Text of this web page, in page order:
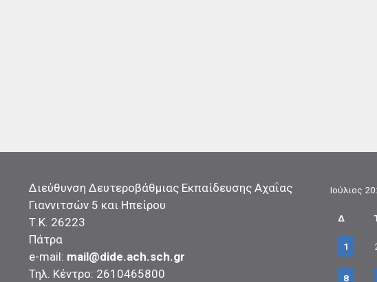
Διεύθυνση Δευτεροβάθμιας Εκπαίδευσης Αχαΐας
Γιαννιτσών 5 και Ηπείρου
Τ.Κ. 26223
Πάτρα
e-mail: mail@dide.ach.sch.gr
Τηλ. Κέντρο: 2610465800
Ιούλιος
Δ
1
8